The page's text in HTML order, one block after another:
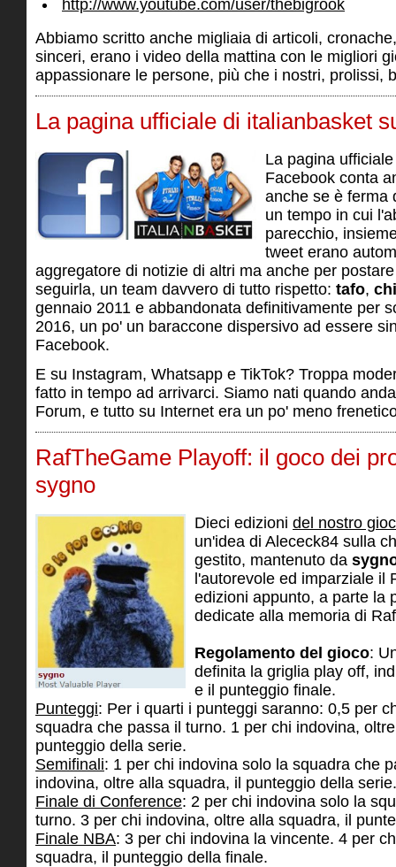
http://www.youtube.com/user/thebigrook
Abbiamo scritto anche migliaia di articoli,
sinceri, erano i video della mattina con le migliori
appassionare le persone, più che i nostri, prolissi,
La pagina ufficiale di italianbasket
La pagina
Facebook conta
anche se è ferma
un tempo in cui
parecchio,
tweet erano
aggregatore di notizie di altri ma anche per
seguirla, un team davvero di tutto rispetto: tafo,
gennaio 2011 e abbandonata definitivamente per
2016, un po' un baraccone dispersivo ad essere
Facebook.
E su Instagram, Whatsapp e TikTok? Troppa
fatto in tempo ad arrivarci. Siamo nati quando
Forum, e tutto su Internet era un po' meno
RafTheGame Playoff: il goco dei
sygno
Dieci edizioni del nostro
un'idea di Alececk84 sulla
gestito, mantenuto da
l'autorevole ed imparziale il
edizioni appunto, a parte la
dedicate alla memoria di
Regolamento del gioco:
definita la griglia play off,
e il punteggio finale.
Punteggi: Per i quarti i punteggi saranno: 0,5 per
squadra che passa il turno. 1 per chi indovina,
punteggio della serie.
Semifinali: 1 per chi indovina solo la squadra che
indovina, oltre alla squadra, il punteggio della serie.
Finale di Conference: 2 per chi indovina solo la
turno. 3 per chi indovina, oltre alla squadra, il
Finale NBA: 3 per chi indovina la vincente. 4 per
squadra, il punteggio della finale.